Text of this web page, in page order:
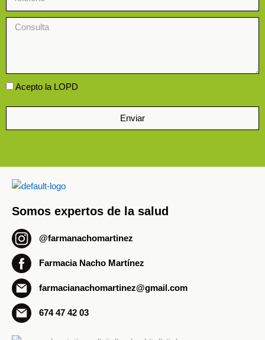
Consulta
Aceptación
Acepto la LOPD
Enviar
Somos expertos de la salud
@farmanachomartinez
Farmacia Nacho Martínez
farmacianachomartinez@gmail.com
674 47 42 03